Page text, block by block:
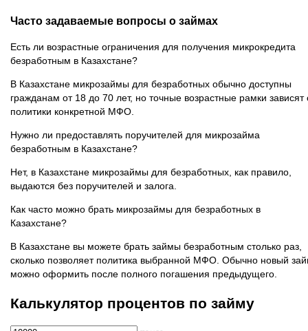
Часто задаваемые вопросы о займах
Есть ли возрастные ограничения для получения микрокредита
безработным в Казахстане?
В Казахстане микрозаймы для безработных обычно доступны
гражданам от 18 до 70 лет, но точные возрастные рамки зависят
политики конкретной МФО.
Нужно ли предоставлять поручителей для микрозайма
безработным в Казахстане?
Нет, в Казахстане микрозаймы для безработных, как правило,
выдаются без поручителей и залога.
Как часто можно брать микрозаймы для безработных в
Казахстане?
В Казахстане вы можете брать займы безработным столько раз,
сколько позволяет политика выбранной МФО. Обычно новый
можно оформить после полного погашения предыдущего.
Калькулятор процентов по займу